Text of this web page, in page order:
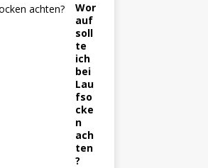
Wor
auf
soll
te
ich
bei
Lau
fso
cke
n
ach
ten
?